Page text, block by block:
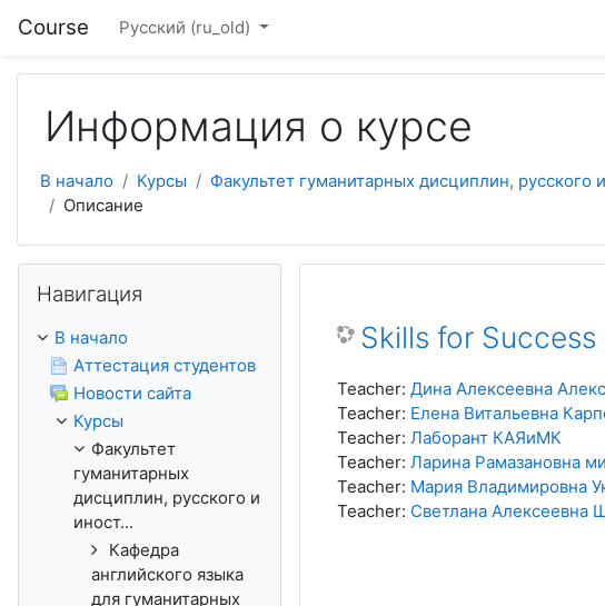
Course Русский ‎(ru_old)‎
Информация о курсе
В начало Курсы Факультет гуманитарных дисциплин, русского
Описание
Skills for Success
Teacher: Дина Алексеевна
Teacher: Елена Витальевна
Teacher: Лаборант КАЯиМК
Teacher: Ларина Рамазановна
Teacher: Мария Владимировна
Teacher: Светлана Алексеевна
Навигация
В начало
Аттестация студентов
Новости сайта
Курсы
Факультет
гуманитарных
дисциплин, русского и
иност...
Кафедра
английского языка
для гуманитарных